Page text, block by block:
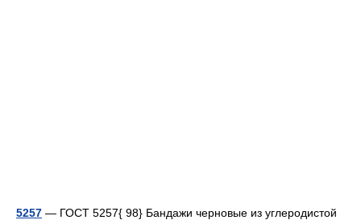
5257 — ГОСТ 5257{ 98} Бандажи черновые из углеродистой